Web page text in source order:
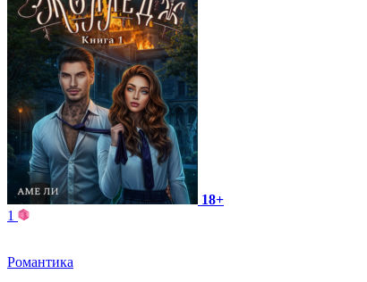
18+
1
Романтика